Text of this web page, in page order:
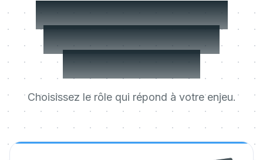
Trois choses qu'il
peut faire dès le
premier jour.
Choisissez le rôle qui répond à votre enjeu.